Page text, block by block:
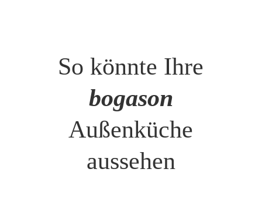
So könnte Ihre
bogason
Außenküche
aussehen